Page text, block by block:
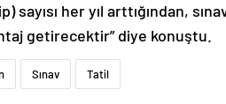
sayısı her yıl arttığından,
getirecektir” diye konuştu.
Sınav Tatil